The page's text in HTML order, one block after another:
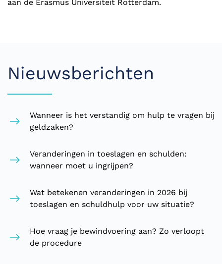
aan de Erasmus Universiteit Rotterdam.
Nieuwsberichten
Wanneer is het verstandig om hulp te vragen bij
geldzaken?
Veranderingen in toeslagen en schulden:
wanneer moet u ingrijpen?
Wat betekenen veranderingen in 2026 bij
toeslagen en schuldhulp voor uw situatie?
Hoe vraag je bewindvoering aan? Zo verloopt
de procedure